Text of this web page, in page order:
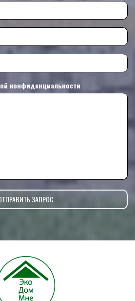
конфиденциальности